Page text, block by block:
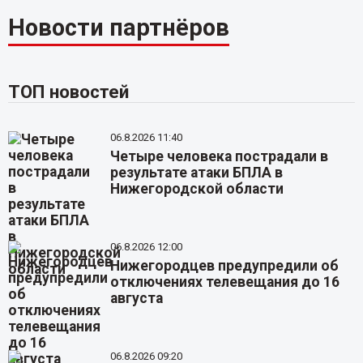
Новости партнёров
ТОП новостей
06.8.2026 11:40
Четыре человека пострадали в
результате атаки БПЛА в
Нижегородской области
06.8.2026 12:00
Нижегородцев предупредили об
отключениях телевещания до 16
августа
06.8.2026 09:20